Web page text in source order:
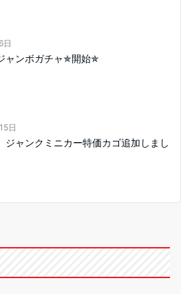
日
ャンボガチャ✯開始✯
日
ジャンクミニカー特価カゴ追加しまし